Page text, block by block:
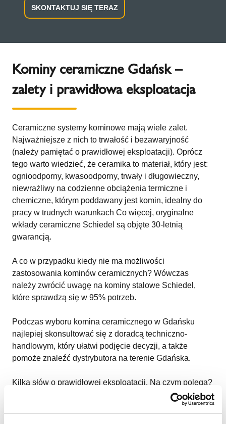
SKONTAKTUJ SIĘ TERAZ
Kominy ceramiczne Gdańsk –
zalety i prawidłowa eksploatacja
Ceramiczne systemy kominowe mają wiele zalet.
Najważniejsze z nich to trwałość i bezawaryjność
(należy pamiętać o prawidłowej eksploatacji). Oprócz
tego warto wiedzieć, że ceramika to materiał, który jest:
ognioodporny, kwasoodporny, trwały i długowieczny,
niewrażliwy na codzienne obciążenia termiczne i
chemiczne, którym poddawany jest komin, idealny do
pracy w trudnych warunkach Co więcej, oryginalne
wkłady ceramiczne Schiedel są objęte 30-letnią
gwarancją.
A co w przypadku kiedy nie ma możliwości
zastosowania kominów ceramicznych? Wówczas
należy zwrócić uwagę na kominy stalowe Schiedel,
które sprawdzą się w 95% potrzeb.
Podczas wyboru komina ceramicznego w Gdańsku
najlepiej skonsultować się z doradcą techniczno-
handlowym, który ułatwi podjęcie decyzji, a także
pomoże znaleźć dystrybutora na terenie Gdańska.
Kilka słów o prawidłowej eksploatacji. Na czym polega?
Przede wszystkim na okresowym czyszczeniu komina –
należy pamiętać o przeglądach wykonywanych przez